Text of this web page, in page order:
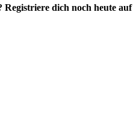
Registriere dich noch heute auf